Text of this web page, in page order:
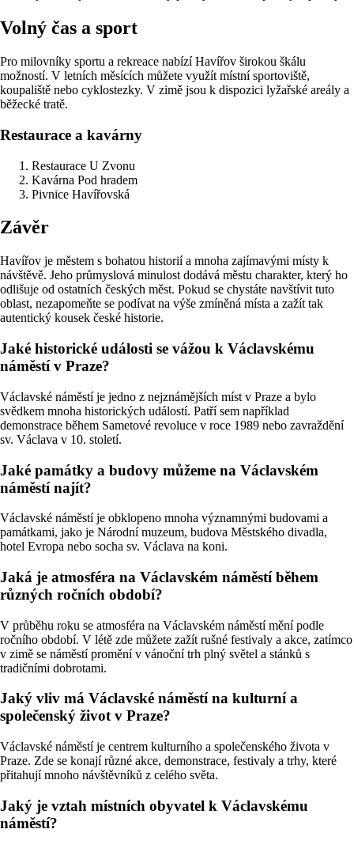
Volný čas a sport
Pro milovníky sportu a rekreace nabízí Havířov širokou škálu
možností. V letních měsících můžete využít místní sportoviště,
koupaliště nebo cyklostezky. V zimě jsou k dispozici lyžařské areály a
běžecké tratě.
Restaurace a kavárny
Restaurace U Zvonu
Kavárna Pod hradem
Pivnice Havířovská
Závěr
Havířov je městem s bohatou historií a mnoha zajímavými místy k
návštěvě. Jeho průmyslová minulost dodává městu charakter, který ho
odlišuje od ostatních českých měst. Pokud se chystáte navštívit tuto
oblast, nezapomeňte se podívat na výše zmíněná místa a zažít tak
autentický kousek české historie.
Jaké historické události se vážou k Václavskému
náměstí v Praze?
Václavské náměstí je jedno z nejznámějších míst v Praze a bylo
svědkem mnoha historických událostí. Patří sem například
demonstrace během Sametové revoluce v roce 1989 nebo zavraždění
sv. Václava v 10. století.
Jaké památky a budovy můžeme na Václavském
náměstí najít?
Václavské náměstí je obklopeno mnoha významnými budovami a
památkami, jako je Národní muzeum, budova Městského divadla,
hotel Evropa nebo socha sv. Václava na koni.
Jaká je atmosféra na Václavském náměstí během
různých ročních období?
V průběhu roku se atmosféra na Václavském náměstí mění podle
ročního období. V létě zde můžete zažít rušné festivaly a akce, zatímco
v zimě se náměstí promění v vánoční trh plný světel a stánků s
tradičními dobrotami.
Jaký vliv má Václavské náměstí na kulturní a
společenský život v Praze?
Václavské náměstí je centrem kulturního a společenského života v
Praze. Zde se konají různé akce, demonstrace, festivaly a trhy, které
přitahují mnoho návštěvníků z celého světa.
Jaký je vztah místních obyvatel k Václavskému
náměstí?